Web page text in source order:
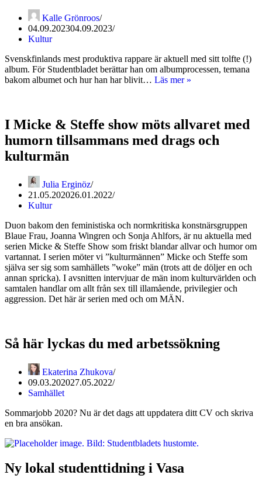
Kalle Grönroos
04.09.202304.09.2023
Kultur
Svenskfinlands mest produktiva rappare är aktuell med sitt tolfte (!)
album. För Studentbladet berättar han om albumprocessen, temana
bakom albumet och hur han har blivit… Läs mer »
negativ
person”:
Finska
inspirerad
av
Coraline
I Micke & Steffe show möts allvaret med
humorn tillsammans med drags och
kulturmän
Julia Erginöz
21.05.202026.01.2022
Kultur
Duon bakom den feministiska och normkritiska konstnärsgruppen
Blaue Frau, Joanna Wingren och Sonja Ahlfors, är nu aktuella med
serien Micke & Steffe Show som friskt blandar allvar och humor om
vartannat. I serien möter vi ”kulturmännen” Micke och Steffe som
själva ser sig som samhällets ”woke” män (trots att de döljer en och
annan spricka). I avsnitten intervjuar de män inom kulturvärlden och
samtalen handlar om allt från sex till illamående, privilegier och
aggression. Det här är serien med och om MÄN.
Så här lyckas du med arbetssökning
Ekaterina Zhukova
09.03.202027.05.2022
Samhället
Sommarjobb 2020? Nu är det dags att uppdatera ditt CV och skriva
en bra ansökan.
Ny lokal studenttidning i Vasa